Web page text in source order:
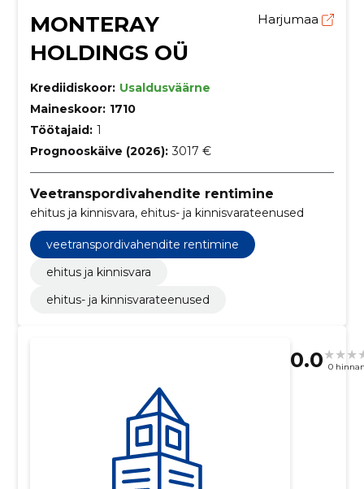
MONTERAY
HOLDINGS OÜ
Harjumaa
Krediidiskoor: Usaldusväärne
Maineskoor: 1710
Töötajaid: 1
Prognooskäive (2026): 3017 €
Veetranspordivahendite rentimine
ehitus ja kinnisvara, ehitus- ja kinnisvarateenused
veetranspordivahendite rentimine
ehitus ja kinnisvara
ehitus- ja kinnisvarateenused
0.0 0